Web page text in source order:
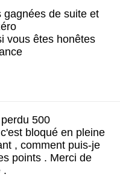
gagnées de suite et
vous êtes honêtes
500
bloqué en pleine
, comment puis-je
points . Merci de
.